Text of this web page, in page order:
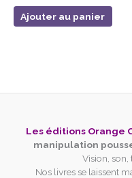
Ajouter au panier
Les éditions Orange
manipulation
Vision,
Nos livres se laissent